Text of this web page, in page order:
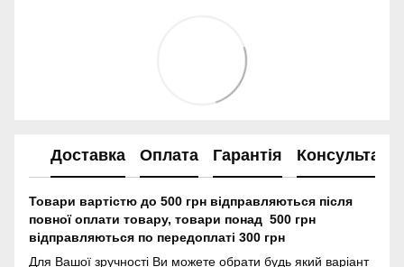
Доставка Оплата Гарантія Консультація
Товари вартістю до 500 грн відправляються після
повної оплати товару, товари понад 500 грн
відправляються по передоплаті 300 грн
Для Вашої зручності Ви можете обрати будь який варіант